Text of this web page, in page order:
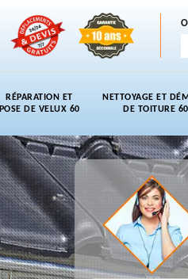
RÉPARATION ET
POSE DE VELUX 60
NETTOYAGE ET
DE TOITURE